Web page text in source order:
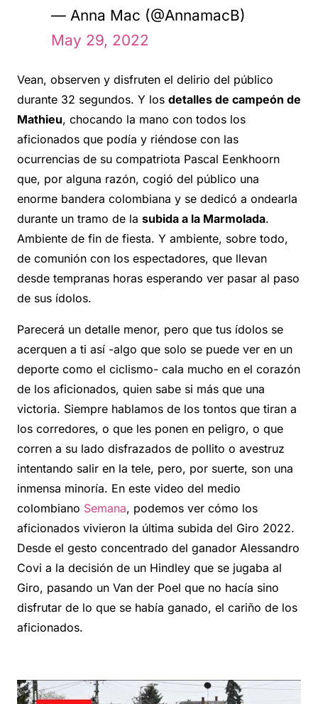
— Anna Mac (@AnnamacB)
May 29, 2022
Vean, observen y disfruten el delirio del público
durante 32 segundos. Y los detalles de campeón de
Mathieu, chocando la mano con todos los
aficionados que podía y riéndose con las
ocurrencias de su compatriota Pascal Eenkhoorn
que, por alguna razón, cogió del público una
enorme bandera colombiana y se dedicó a ondearla
durante un tramo de la subida a la Marmolada.
Ambiente de fin de fiesta. Y ambiente, sobre todo,
de comunión con los espectadores, que llevan
desde tempranas horas esperando ver pasar al paso
de sus ídolos.
Parecerá un detalle menor, pero que tus ídolos se
acerquen a ti así -algo que solo se puede ver en un
deporte como el ciclismo- cala mucho en el corazón
de los aficionados, quien sabe si más que una
victoria. Siempre hablamos de los tontos que tiran a
los corredores, o que les ponen en peligro, o que
corren a su lado disfrazados de pollito o avestruz
intentando salir en la tele, pero, por suerte, son una
inmensa minoría. En este video del medio
colombiano Semana, podemos ver cómo los
aficionados vivieron la última subida del Giro 2022.
Desde el gesto concentrado del ganador Alessandro
Covi a la decisión de un Hindley que se jugaba al
Giro, pasando un Van der Poel que no hacía sino
disfrutar de lo que se había ganado, el cariño de los
aficionados.